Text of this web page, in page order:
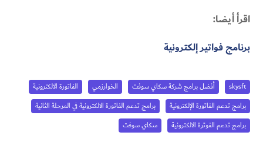
اقرأ أيضا:
برنامج فواتير إلكترونية
skysft أفضل برامج شركة سكاي سوفت الخوارزمي
الفاتورة الالكترونية
برامج تدعم الفاتورة الإلكترونية
برامج تدعم الفاتورة الالكترونية في المرحلة الثانية
برامج تدعم الفوترة الالكترونية
سكاي سوفت